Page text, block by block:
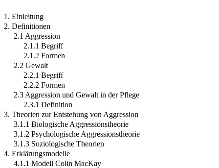
1. Einleitung
2. Definitionen
2.1 Aggression
2.1.1 Begriff
2.1.2 Formen
2.2 Gewalt
2.2.1 Begriff
2.2.2 Formen
2.3 Aggression und Gewalt in der Pflege
2.3.1 Definition
3. Theorien zur Entstehung von Aggression
3.1.1 Biologische Aggressionstheorie
3.1.2 Psychologische Aggressionstheorie
3.1.3 Soziologische Theorien
4. Erklärungsmodelle
4.1.1 Modell Colin MacKay